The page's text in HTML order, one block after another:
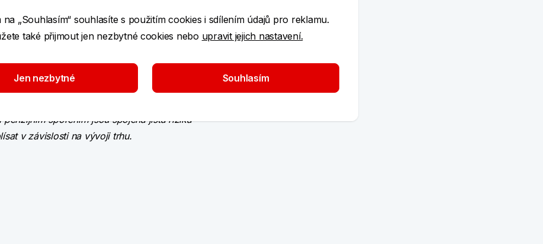
státního příspěvku (tedy 300 Kč/měsíčně),
minimální hranice nutné pro výplatu státního
příspěvek klienti sami nenavýší.
státního příspěvku i klientům, kteří mají přiznaný
návrhu nebudou již mít na státní příspěvek nárok.
spořením jsou spojena jistá rizika -
v závislosti na vývoji trhu.
na „Souhlasím“ souhlasíte s použitím cookies i sdílením údajů pro reklamu.
také přijmout jen nezbytné cookies nebo upravit jejich nastavení.
Jen nezbytné Souhlasím